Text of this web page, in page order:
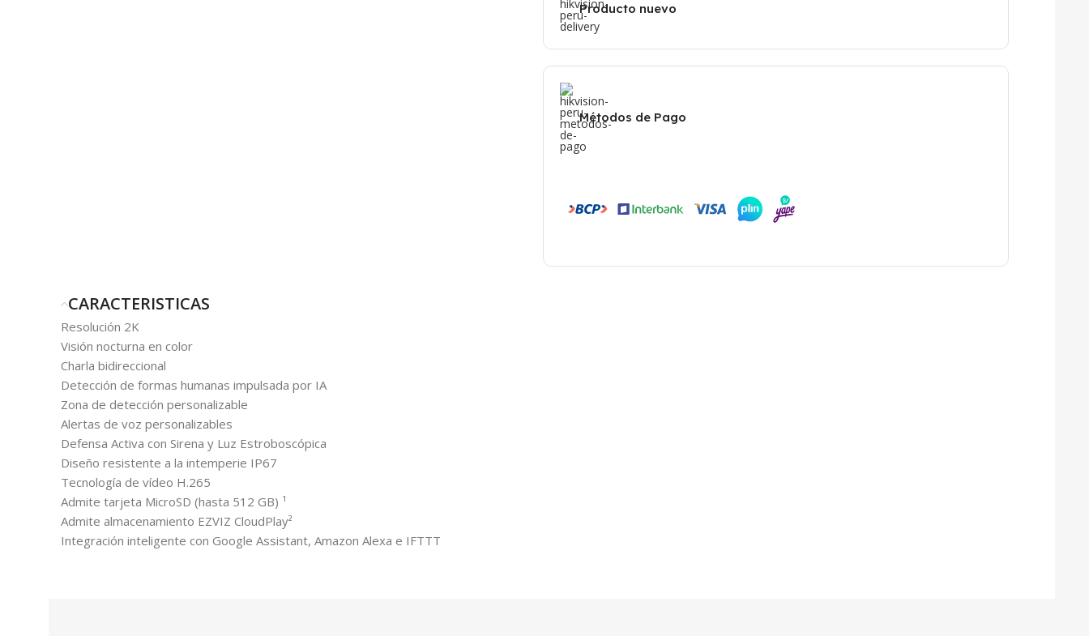
Producto nuevo
Métodos de Pago
CARACTERISTICAS
Resolución 2K
Visión nocturna en color
Charla bidireccional
Detección de formas humanas impulsada por IA
Zona de detección personalizable
Alertas de voz personalizables
Defensa Activa con Sirena y Luz Estroboscópica
Diseño resistente a la intemperie IP67
Tecnología de vídeo H.265
Admite tarjeta MicroSD (hasta 512 GB) ¹
Admite almacenamiento EZVIZ CloudPlay²
Integración inteligente con Google Assistant, Amazon Alexa e IFTTT